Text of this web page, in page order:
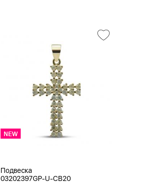
Подвеска
03202397GP-U-CB20